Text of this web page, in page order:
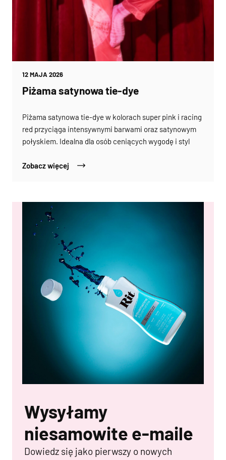
12 MAJA 2026
Piżama satynowa tie-dye
Piżama satynowa tie-dye w kolorach super pink i racing
red przyciąga intensywnymi barwami oraz satynowym
połyskiem. Idealna dla osób ceniących wygodę i styl
Zobacz więcej
Wysyłamy
niesamowite e-maile
Dowiedz się jako pierwszy o nowych